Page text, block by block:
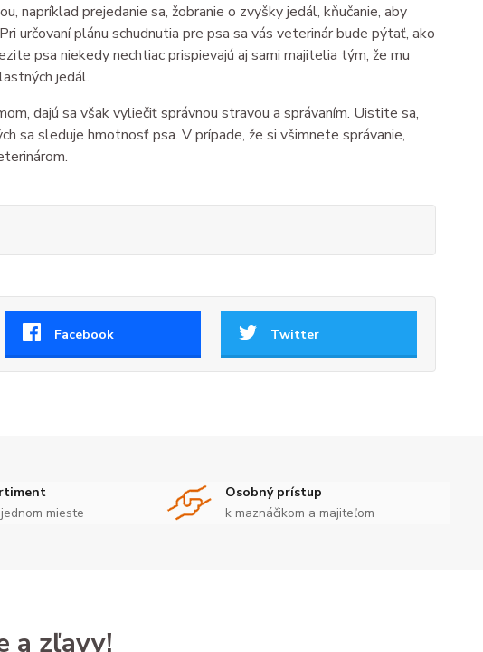
napríklad prejedanie sa, žobranie o zvyšky jedál, kňučanie, aby
určovaní plánu schudnutia pre psa sa vás veterinár bude pýtať, ako
psa niekedy nechtiac prispievajú aj sami majitelia tým, že mu
jedál.
dajú sa však vyliečiť správnou stravou a správaním. Uistite sa,
sa sleduje hmotnosť psa. V prípade, že si všimnete správanie,
Facebook Twitter
mieste
Osobný prístup
k maznáčikom a majiteľom
a zľavy!